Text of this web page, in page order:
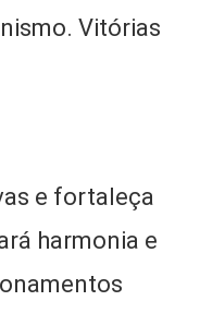
Vitórias
e fortaleça
harmonia e